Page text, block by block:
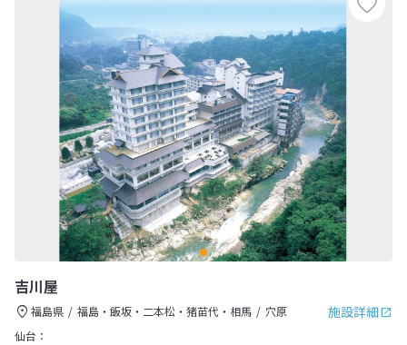
吉川屋
施設詳細
福島県 福島・飯坂・二本松・猪苗代・相馬
穴原
仙台：